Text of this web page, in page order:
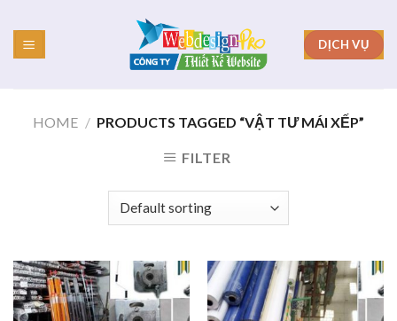
content
DỊCH VỤ
HOME / PRODUCTS TAGGED “VẬT TƯ MÁI XẾP”
FILTER